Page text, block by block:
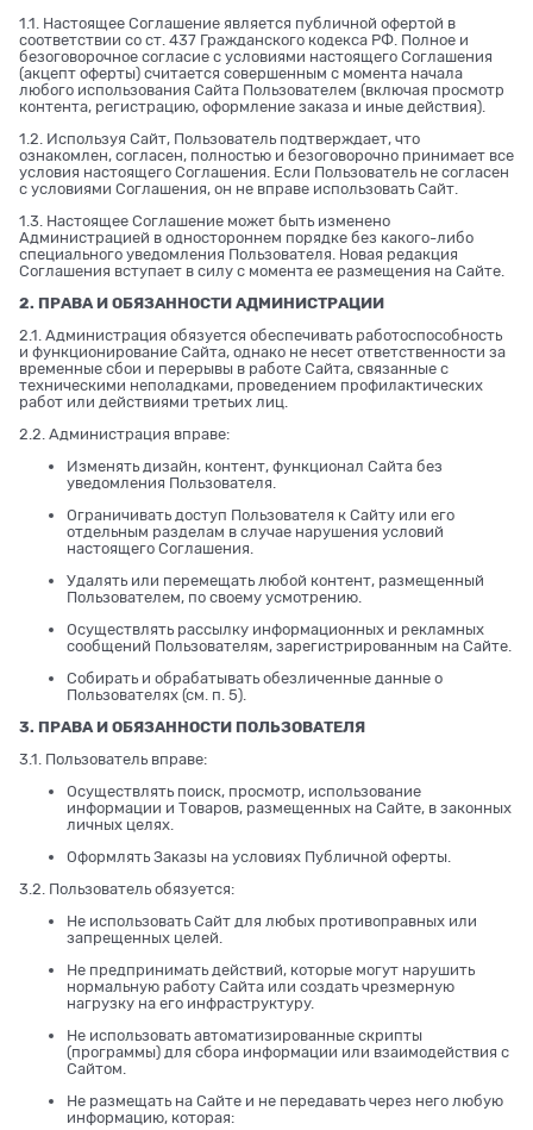
1.1. Настоящее Соглашение является публичной офертой в
соответствии со ст. 437 Гражданского кодекса РФ. Полное и
безоговорочное согласие с условиями настоящего Соглашения
(акцепт оферты) считается совершенным с момента начала
любого использования Сайта Пользователем (включая просмотр
контента, регистрацию, оформление заказа и иные действия).
1.2. Используя Сайт, Пользователь подтверждает, что
ознакомлен, согласен, полностью и безоговорочно принимает все
условия настоящего Соглашения. Если Пользователь не согласен
с условиями Соглашения, он не вправе использовать Сайт.
1.3. Настоящее Соглашение может быть изменено
Администрацией в одностороннем порядке без какого-либо
специального уведомления Пользователя. Новая редакция
Соглашения вступает в силу с момента ее размещения на Сайте.
2. ПРАВА И ОБЯЗАННОСТИ АДМИНИСТРАЦИИ
2.1. Администрация обязуется обеспечивать работоспособность
и функционирование Сайта, однако не несет ответственности за
временные сбои и перерывы в работе Сайта, связанные с
техническими неполадками, проведением профилактических
работ или действиями третьих лиц.
2.2. Администрация вправе:
Изменять дизайн, контент, функционал Сайта без
уведомления Пользователя.
Ограничивать доступ Пользователя к Сайту или его
отдельным разделам в случае нарушения условий
настоящего Соглашения.
Удалять или перемещать любой контент, размещенный
Пользователем, по своему усмотрению.
Осуществлять рассылку информационных и рекламных
сообщений Пользователям, зарегистрированным на Сайте.
Собирать и обрабатывать обезличенные данные о
Пользователях (см. п. 5).
3. ПРАВА И ОБЯЗАННОСТИ ПОЛЬЗОВАТЕЛЯ
3.1. Пользователь вправе:
Осуществлять поиск, просмотр, использование
информации и Товаров, размещенных на Сайте, в законных
личных целях.
Оформлять Заказы на условиях Публичной оферты.
3.2. Пользователь обязуется:
Не использовать Сайт для любых противоправных или
запрещенных целей.
Не предпринимать действий, которые могут нарушить
нормальную работу Сайта или создать чрезмерную
нагрузку на его инфраструктуру.
Не использовать автоматизированные скрипты
(программы) для сбора информации или взаимодействия с
Сайтом.
Не размещать на Сайте и не передавать через него любую
информацию, которая: